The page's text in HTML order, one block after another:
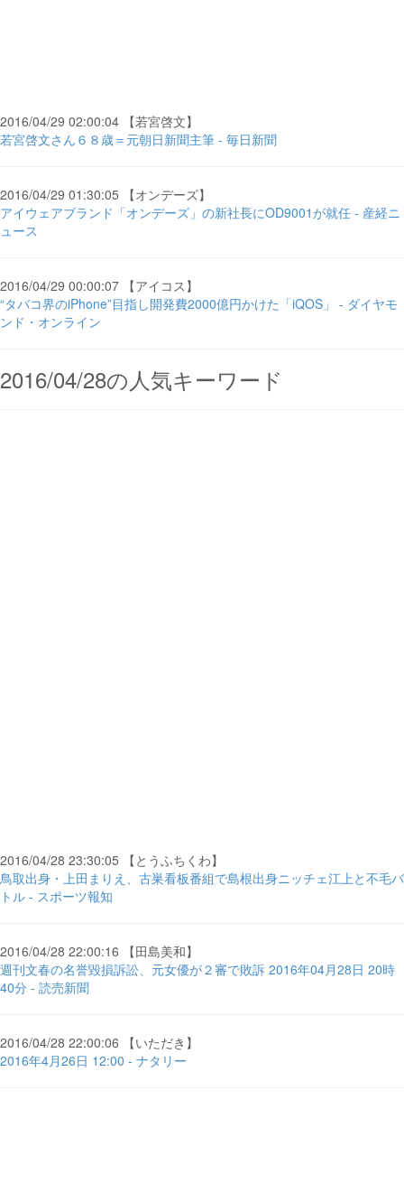
2016/04/29 02:00:04 【若宮啓文】
若宮啓文さん６８歳＝元朝日新聞主筆 - 毎日新聞
2016/04/29 01:30:05 【オンデーズ】
アイウェアブランド「オンデーズ」の新社長にOD9001が就任 - 産経ニ
ュース
2016/04/29 00:00:07 【アイコス】
“タバコ界のiPhone”目指し開発費2000億円かけた「iQOS」 - ダイヤモ
ンド・オンライン
2016/04/28の人気キーワード
2016/04/28 23:30:05 【とうふちくわ】
鳥取出身・上田まりえ、古巣看板番組で島根出身ニッチェ江上と不毛バ
トル - スポーツ報知
2016/04/28 22:00:16 【田島美和】
週刊文春の名誉毀損訴訟、元女優が２審で敗訴 2016年04月28日 20時
40分 - 読売新聞
2016/04/28 22:00:06 【いただき】
2016年4月26日 12:00 - ナタリー